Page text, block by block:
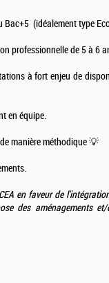
(idéalement type
professionnelle de 5 à 6
à fort enjeu de
en équipe.
manière méthodique 💡
en faveur de
des aménagements